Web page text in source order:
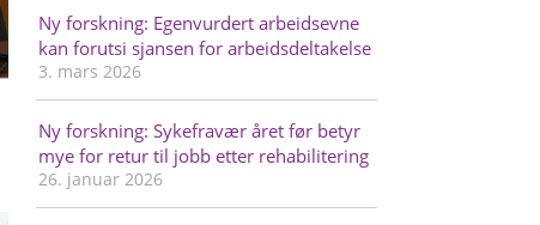
Ny forskning: Egenvurdert arbeidsevne
kan forutsi sjansen for arbeidsdeltakelse
3. mars 2026
Ny forskning: Sykefravær året før betyr
mye for retur til jobb etter rehabilitering
26. januar 2026